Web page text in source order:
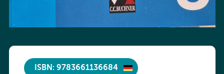
ISBN: 9783661136684